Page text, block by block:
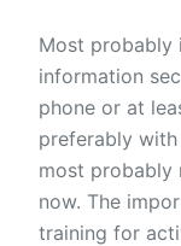
Most probably
information
phone or at
preferably
most probably
now. The
training for